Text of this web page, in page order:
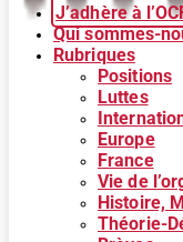
J’adhère à
Qui sommes-
Rubriques
Positions
Luttes
Europe
France
Vie de
Histoire,
Théorie-